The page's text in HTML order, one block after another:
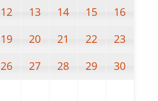
12 13 14 15
16
19 20 21 22
23
26 27 28 29
30